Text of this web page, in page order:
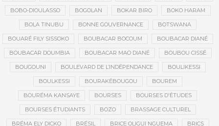
BOBO-DIOULASSO BOGOLAN BOKAR BIRO BOKO HARAM
BOLA TINUBU BONNE GOUVERNANCE BOTSWANA
BOUARÉ FILY SISSOKO BOUBACAR BOCOUM BOUBACAR DIANÉ
BOUBACAR DOUMBIA BOUBACAR MAO DIANÉ BOUBOU CISSÉ
BOUGOUNI BOULEVARD DE L’INDÉPENDANCE BOULIKESSI
BOULKESSI BOURAKÉBOUGOU BOUREM
BOURÉMA KANSAYE BOURSES BOURSES D'ÉTUDES
BOURSES ÉTUDIANTS BOZO BRASSAGE CULTUREL
BRÉMA ELY DICKO BRÉSIL BRICE OLIGUI NGUEMA BRICS